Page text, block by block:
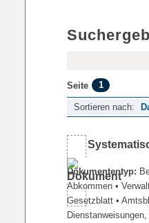
Seite 1
Sortieren nach:
Dokumententyp:
Abkommen •
Gesetzblatt •